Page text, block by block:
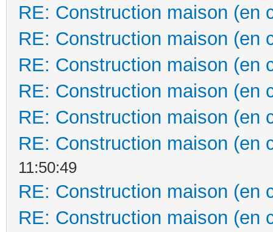
RE: Construction maison (en
RE: Construction maison (en
RE: Construction maison (en
RE: Construction maison (en
RE: Construction maison (en
RE: Construction maison (en
11:50:49
RE: Construction maison (en
RE: Construction maison (en